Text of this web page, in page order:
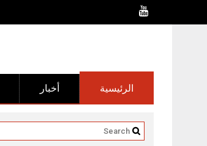
أخبار الرئيسية